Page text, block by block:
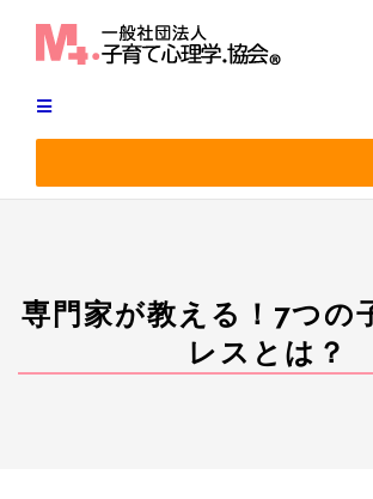
専門家が教える！7つの
レスとは？